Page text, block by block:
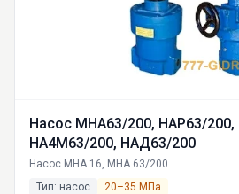
Насос МНА63/200, НАР63/200,
НА4М63/200, НАД63/200
Насос МНА 16, МНА 63/200
Тип: насос
20–35 МПа